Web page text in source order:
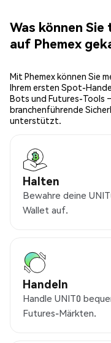
Was können Sie
auf Phemex
Mit Phemex können Sie
Ihrem ersten Spot-
Bots und Futures-Tools
branchenführende
unterstützt.
Halten
Bewahre deine
Wallet auf.
Handeln
Handle UNIT0
Futures-Märkten.